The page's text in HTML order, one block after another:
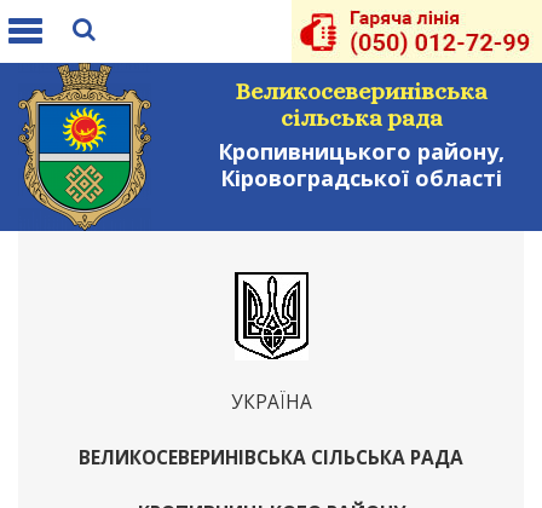
Toggle
Великосеверинівська
сільська рада
Кропивницького району,
Кіровоградської області
УКРАЇНА
ВЕЛИКОСЕВЕРИНІВСЬКА СІЛЬСЬКА РАДА